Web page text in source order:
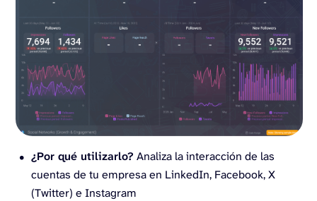
¿Por qué utilizarlo? Analiza la interacción de las
cuentas de tu empresa en LinkedIn, Facebook, X
(Twitter) e Instagram